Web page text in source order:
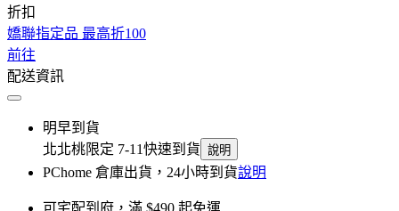
折扣
嬌聯指定品 最高折100
前往
配送資訊
明早到貨
北北桃限定 7-11快速到貨 說明
PChome 倉庫出貨，24小時到貨說明
可宅配到府，滿 $490 起免運